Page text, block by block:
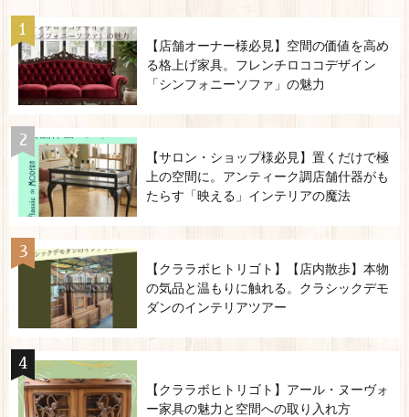
【店舗オーナー様必見】空間の価値を高め
る格上げ家具。フレンチロココデザイン
「シンフォニーソファ」の魅力
【サロン・ショップ様必見】置くだけで極
上の空間に。アンティーク調店舗什器がも
たらす「映える」インテリアの魔法
【クララボヒトリゴト】【店内散歩】本物
の気品と温もりに触れる。クラシックデモ
ダンのインテリアツアー
【クララボヒトリゴト】アール・ヌーヴォ
ー家具の魅力と空間への取り入れ方